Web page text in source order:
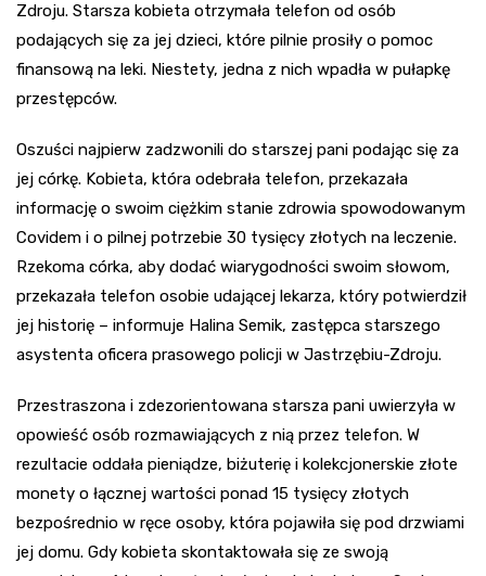
Zdroju. Starsza kobieta otrzymała telefon od osób
podających się za jej dzieci, które pilnie prosiły o pomoc
finansową na leki. Niestety, jedna z nich wpadła w pułapkę
przestępców.
Oszuści najpierw zadzwonili do starszej pani podając się za
jej córkę. Kobieta, która odebrała telefon, przekazała
informację o swoim ciężkim stanie zdrowia spowodowanym
Covidem i o pilnej potrzebie 30 tysięcy złotych na leczenie.
Rzekoma córka, aby dodać wiarygodności swoim słowom,
przekazała telefon osobie udającej lekarza, który potwierdził
jej historię – informuje Halina Semik, zastępca starszego
asystenta oficera prasowego policji w Jastrzębiu-Zdroju.
Przestraszona i zdezorientowana starsza pani uwierzyła w
opowieść osób rozmawiających z nią przez telefon. W
rezultacie oddała pieniądze, biżuterię i kolekcjonerskie złote
monety o łącznej wartości ponad 15 tysięcy złotych
bezpośrednio w ręce osoby, która pojawiła się pod drzwiami
jej domu. Gdy kobieta skontaktowała się ze swoją